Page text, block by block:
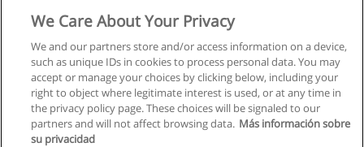
экономического роста и их основные характеристики
Моделирование международ ных взаимодействий (экспорт,
импорт, внешнеторговый мультипликатор). Макромодели
платежного баланса и внешнего долга, интернет –
экономики.
3) Моделирование социальных процессов
Сущность социальных процессов и их классификация.
Цели и задачи исследования. Типы статистических
We Care About Your Privacy
We and our partners store and/or access information on a device,
such as unique IDs in cookies to process personal data. You may
accept or manage your choices by clicking below, including your
right to object where legitimate interest is used, or at any time in
the privacy policy page. These choices will be signaled to our
partners and will not affect browsing data. Más información sobre
su privacidad